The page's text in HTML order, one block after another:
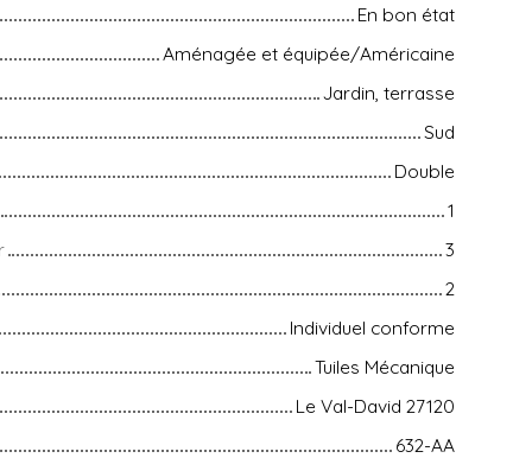
En bon état
Aménagée et équipée/Américaine
Jardin, terrasse
Sud
Double
1
3
2
Individuel conforme
Tuiles Mécanique
Le Val-David 27120
632-AA